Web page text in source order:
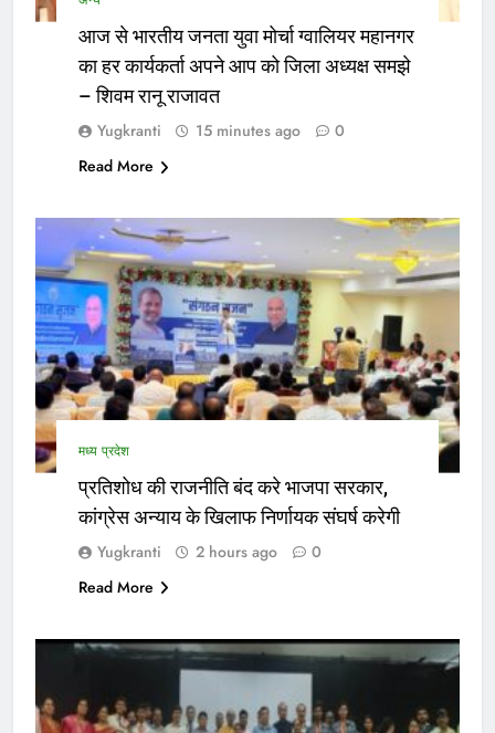
आज से भारतीय जनता युवा मोर्चा ग्वालियर महानगर
का हर कार्यकर्ता अपने आप को जिला अध्यक्ष समझे
– शिवम रानू राजावत
Yugkranti 15 minutes ago
0
Read More
मध्य प्रदेश
प्रतिशोध की राजनीति बंद करे भाजपा सरकार,
कांग्रेस अन्याय के खिलाफ निर्णायक संघर्ष करेगी
Yugkranti 2 hours ago
0
Read More